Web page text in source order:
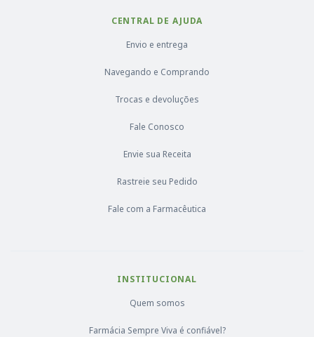
CENTRAL DE AJUDA
Envio e entrega
Navegando e Comprando
Trocas e devoluções
Fale Conosco
Envie sua Receita
Rastreie seu Pedido
Fale com a Farmacêutica
INSTITUCIONAL
Quem somos
Farmácia Sempre Viva é confiável?